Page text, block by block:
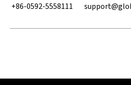
+86-0592-5558111